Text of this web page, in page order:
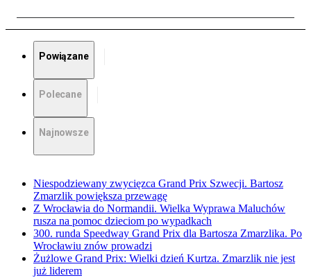
Powiązane
Polecane
Najnowsze
Niespodziewany zwycięzca Grand Prix Szwecji. Bartosz
Zmarzlik powiększa przewagę
Z Wrocławia do Normandii. Wielka Wyprawa Maluchów
rusza na pomoc dzieciom po wypadkach
300. runda Speedway Grand Prix dla Bartosza Zmarzlika. Po
Wrocławiu znów prowadzi
Żużlowe Grand Prix: Wielki dzień Kurtza. Zmarzlik nie jest
już liderem